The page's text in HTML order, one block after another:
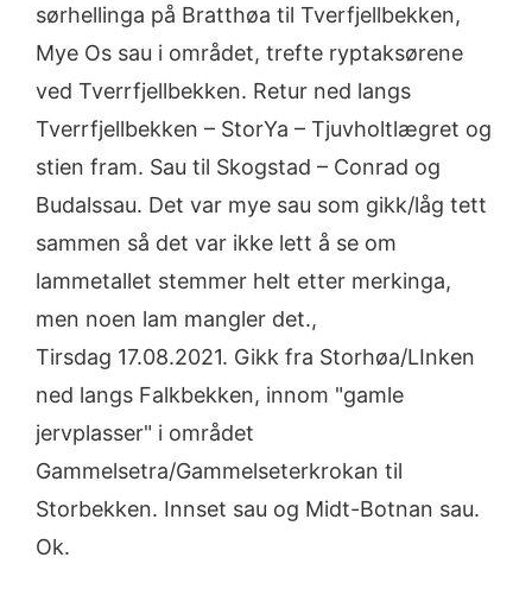
sørhellinga på Bratthøa til Tverfjellbekken,
Mye Os sau i området, trefte ryptaksørene
ved Tverrfjellbekken. Retur ned langs
Tverrfjellbekken – StorYa – Tjuvholtlægret og
stien fram. Sau til Skogstad – Conrad og
Budalssau. Det var mye sau som gikk/låg tett
sammen så det var ikke lett å se om
lammetallet stemmer helt etter merkinga,
men noen lam mangler det.,
Tirsdag 17.08.2021. Gikk fra Storhøa/LInken
ned langs Falkbekken, innom "gamle
jervplasser" i området
Gammelsetra/Gammelseterkrokan til
Storbekken. Innset sau og Midt-Botnan sau.
Ok.